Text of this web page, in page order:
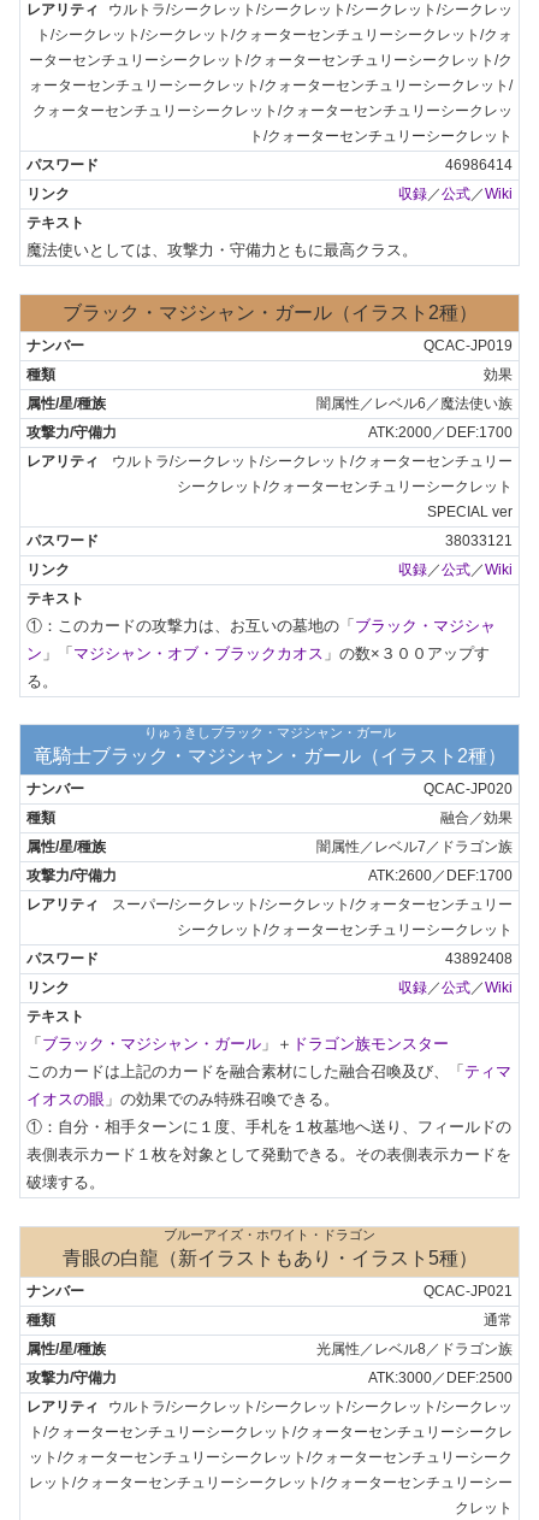
ウルトラ/シークレット/シークレット/シークレット/シークレッ
ト/シークレット/シークレット/クォーターセンチュリーシークレット/クォ
ーターセンチュリーシークレット/クォーターセンチュリーシークレット/ク
ォーターセンチュリーシークレット/クォーターセンチュリーシークレット/
クォーターセンチュリーシークレット/クォーターセンチュリーシークレッ
ト/クォーターセンチュリーシークレット
46986414
収録／公式／Wiki
魔法使いとしては、攻撃力・守備力ともに最高クラス。
ブラック・マジシャン・ガール（イラスト2種）
QCAC-JP019
効果
闇属性／レベル6／魔法使い族
ATK:2000／DEF:1700
ウルトラ/シークレット/シークレット/クォーターセンチュリー
シークレット/クォーターセンチュリーシークレット
SPECIAL ver
38033121
収録 ／公式 ／Wiki
①：このカードの攻撃力は、お互いの墓地の「 ブラック・マジシャ
ン 」「 マジシャン・オブ・ブラックカオス 」の数×３００アップす
る。
りゅうきしブラック・マジシャン・ガール
竜騎士ブラック・マジシャン・ガール（イラスト2種）
QCAC-JP020
融合／効果
闇属性／レベル7／ドラゴン族
ATK:2600／DEF:1700
スーパー/シークレット/シークレット/クォーターセンチュリー
シークレット/クォーターセンチュリーシークレット
43892408
収録／公式／Wiki
「 ブラック・マジシャン・ガール 」＋ ドラゴン族モンスター
このカードは上記のカードを融合素材にした融合召喚及び、「 ティマ
イオスの眼 」の効果でのみ特殊召喚できる。
①：自分・相手ターンに１度、手札を１枚墓地へ送り、フィールドの
表側表示カード１枚を対象として発動できる。その表側表示カードを
破壊する。
ブルーアイズ・ホワイト・ドラゴン
青眼の白龍（新イラストもあり・イラスト5種）
QCAC-JP021
通常
光属性／レベル8／ドラゴン族
ATK:3000／DEF:2500
ウルトラ/シークレット/シークレット/シークレット/シークレッ
ト/クォーターセンチュリーシークレット/クォーターセンチュリーシークレ
ット/クォーターセンチュリーシークレット/クォーターセンチュリーシーク
レット/クォーターセンチュリーシークレット/クォーターセンチュリーシー
クレット